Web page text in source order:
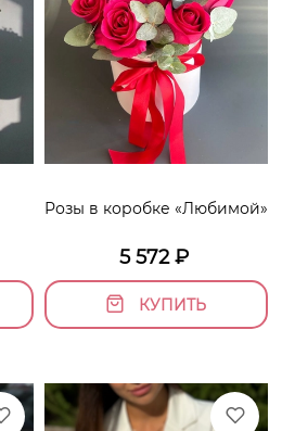
Розы в коробке «Любимой»
5 572₽
КУПИТЬ